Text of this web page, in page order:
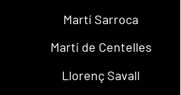
Martí Sarroca
Martí de Centelles
Llorenç Savall